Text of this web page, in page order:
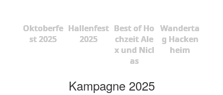
Oktoberfe
st 2025
Hallenfest
2025
Best of Ho
chzeit Ale
x und Nicl
as
Wanderta
g Hacken
heim
Kampagne 2025